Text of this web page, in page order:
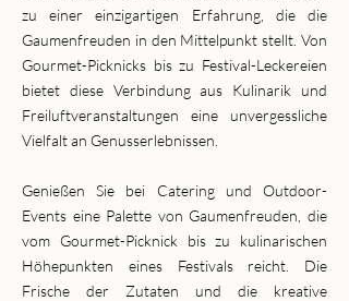
zu einer einzigartigen Erfahrung, die die
Gaumenfreuden in den Mittelpunkt stellt. Von
Gourmet-Picknicks bis zu Festival-Leckereien
bietet diese Verbindung aus Kulinarik und
Freiluftveranstaltungen eine unvergessliche
Vielfalt an Genusserlebnissen.
Genießen Sie bei Catering und Outdoor-
Events eine Palette von Gaumenfreuden, die
vom Gourmet-Picknick bis zu kulinarischen
Höhepunkten eines Festivals reicht. Die
Frische der Zutaten und die kreative